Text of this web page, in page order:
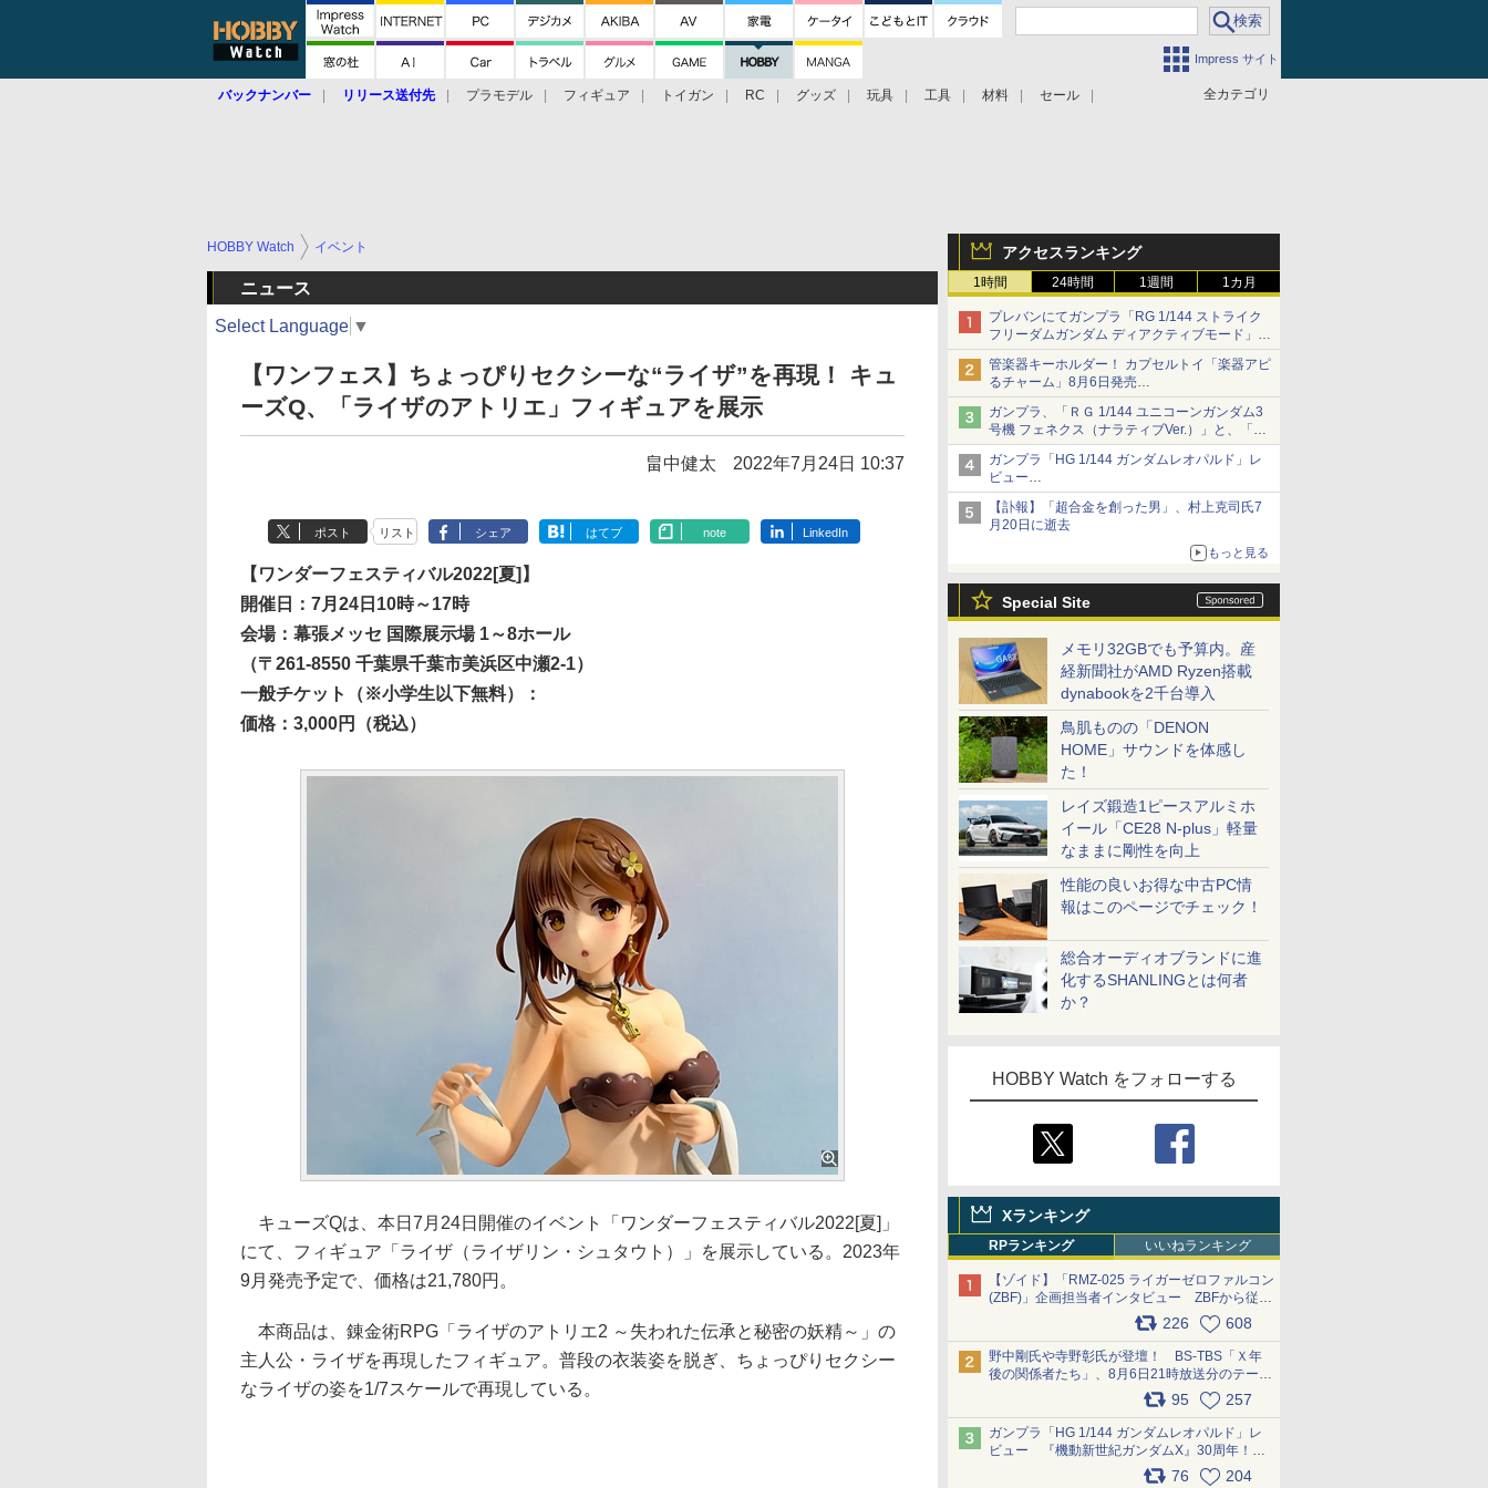
Impress サイト
全カテゴリ
バックナンバー リリース送付先 プラモデル フィギュア トイガン RC グッズ 玩具 工具 材料 セール
アクセスランキング
1時間 24時間 1週間 1カ月
プレバンにてガンプラ「RG 1/144 ストライク
フリーダムガンダム ディアクティブモード」の
再販分が8月7日11時より予約開始！
管楽器キーホルダー！ カプセルトイ「楽器アピ
るチャーム」8月6日発売
チューバ、テナサクなど5種各3色
ガンプラ、「ＲＧ 1/144 ユニコーンガンダム3
号機 フェネクス（ナラティブVer.）」と、「Ｈ
Ｇ 1/144 ガンダムエアマスターバースト」再販
ガンプラ「HG 1/144 ガンダムレオパルド」レ
ビュー
『機動新世紀ガンダムX』30周年！インナーア
ームガトリングの変形機構まで再現し最新フォ
ーマットでキット化！
【訃報】「超合金を創った男」、村上克司氏7
月20日に逝去
もっと見る
Special Site
メモリ32GBでも予算内。産
経新聞社がAMD Ryzen搭載
dynabookを2千台導入
鳥肌ものの「DENON
HOME」サウンドを体感し
た！
レイズ鍛造1ピースアルミホ
イール「CE28 N-plus」軽量
なままに剛性を向上
性能の良いお得な中古PC情
報はこのページでチェック！
総合オーディオブランドに進
化するSHANLINGとは何者
か？
HOBBY Watch をフォローする
Xランキング
RPランキング いいねランキング
【ゾイド】「RMZ-025 ライガーゼロファルコン
(ZBF)」企画担当者インタビュー ZBFから従来
デザインまで再現可能なボリューム満点のキッ
ト pic.x.com/6zOqQAQKkX
226 608
野中剛氏や寺野彰氏が登壇！ BS-TBS「Ｘ年
後の関係者たち」、8月6日21時放送分のテーマ
は「超合金」！ pic.x.com/uWyt1uyuFm
95 257
ガンプラ「HG 1/144 ガンダムレオパルド」レ
ビュー 『機動新世紀ガンダムX』30周年！イ
ンナーアームガトリングの変形機構まで再現し
76 204
HOBBY Watch イベント
ニュース
Select Language ▼
【ワンフェス】ちょっぴりセクシーな“ライザ”を再現！ キュ
ーズQ、「ライザのアトリエ」フィギュアを展示
畠中健太 2022年7月24日 10:37
ポスト リスト シェア はてブ note LinkedIn
【ワンダーフェスティバル2022[夏]】
開催日：7月24日10時～17時
会場：幕張メッセ 国際展示場 1～8ホール
（〒261-8550 千葉県千葉市美浜区中瀬2-1）
一般チケット（※小学生以下無料）：
価格：3,000円（税込）
キューズQは、本日7月24日開催のイベント「ワンダーフェスティバル2022[夏]」
にて、フィギュア「ライザ（ライザリン・シュタウト）」を展示している。2023年
9月発売予定で、価格は21,780円。
本商品は、錬金術RPG「ライザのアトリエ2 ～失われた伝承と秘密の妖精～」の
主人公・ライザを再現したフィギュア。普段の衣装姿を脱ぎ、ちょっぴりセクシー
なライザの姿を1/7スケールで再現している。